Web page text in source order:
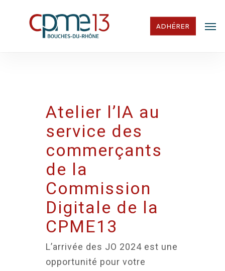
ADHÉRER
Atelier l’IA au
service des
commerçants
de la
Commission
Digitale de la
CPME13
L’arrivée des JO 2024 est une
opportunité pour votre